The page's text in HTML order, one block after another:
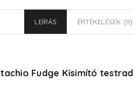
LEÍRÁS ÉRTÉKELÉSEK (0)
Fudge Kisimító